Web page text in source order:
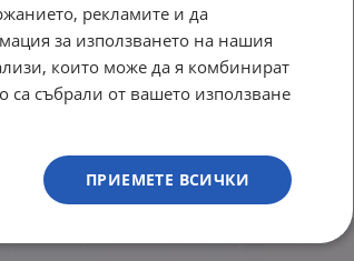
рекламите и да
за използването на нашия
които може да я комбинират
са събрали от вашето използване
ПРИЕМЕТЕ ВСИЧКИ